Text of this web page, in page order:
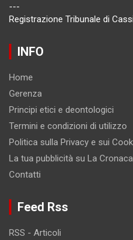
---
Registrazione Tribunale di
INFO
Home
Gerenza
Principi etici e deontologici
Termini e condizioni di utilizzo
Politica sulla Privacy e sui
La tua pubblicità su La Cronaca
Contatti
Feed Rss
RSS - Articoli